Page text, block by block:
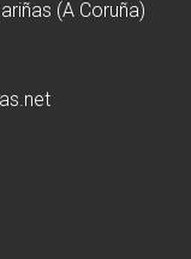
(A Coruña)